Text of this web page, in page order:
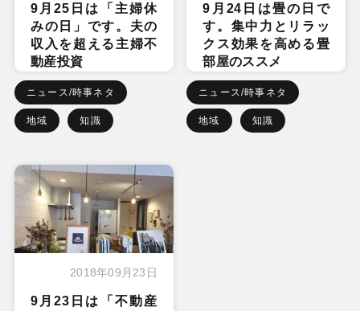
9月25日は「主婦休
みの日」です。夫の
収入を超える主婦不
動産投資
ニュース/時事ネタ
地域 知識
9月24日は畳の日で
す。集中力とリラッ
クス効果を高める畳
部屋のススメ
ニュース/時事ネタ
地域 知識
2018年09月23日
9月23日は「不動産